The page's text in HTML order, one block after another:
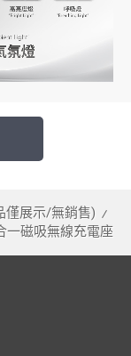
僅展示/無銷售)
一磁吸無線充電座